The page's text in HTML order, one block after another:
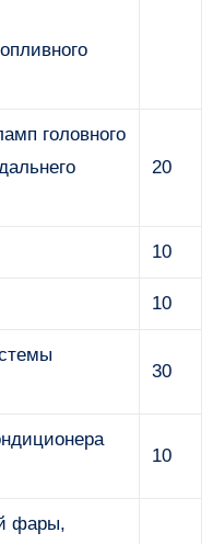
головного
20
10
10
30
10
фары,